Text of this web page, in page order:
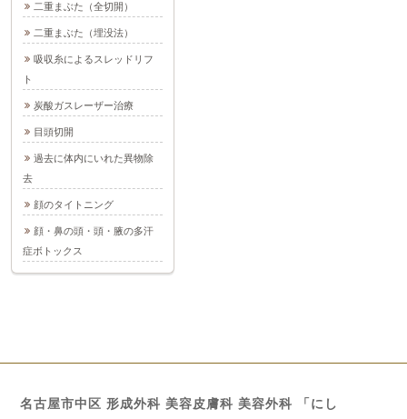
二重まぶた（全切開）
二重まぶた（埋没法）
吸収糸によるスレッドリフ
ト
炭酸ガスレーザー治療
目頭切開
過去に体内にいれた異物除
去
顔のタイトニング
顔・鼻の頭・頭・腋の多汗
症ボトックス
名古屋市中区 形成外科 美容皮膚科 美容外科 「にし